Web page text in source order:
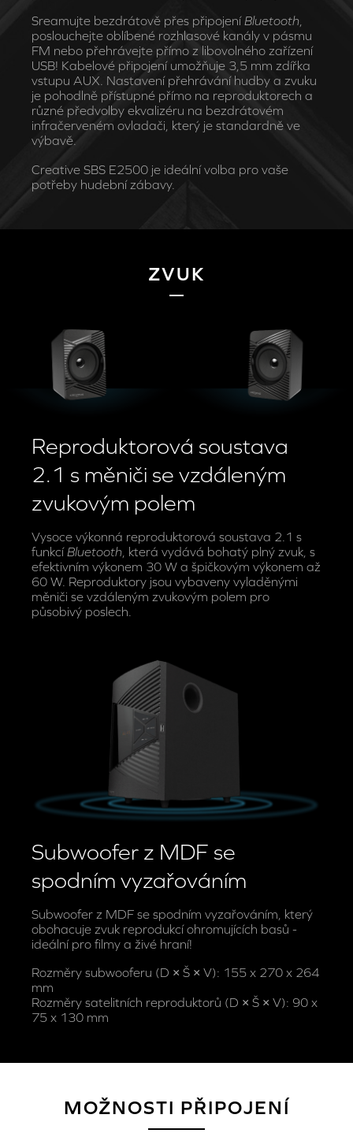
Sreamujte bezdrátově přes připojení Bluetooth
poslouchejte oblíbené rozhlasové kanály v pásmu
FM nebo přehrávejte přímo z libovolného zařízení
USB! Kabelové připojení umožňuje 3,5 mm zdířka
vstupu AUX. Nastavení přehrávání hudby a zvuku
je pohodlně přístupné přímo na reproduktorech a
různé předvolby ekvalizéru na bezdrátovém
infračerveném ovladači, který je standardně ve
výbavě.
Creative SBS E2500 je ideální volba pro vaše
potřeby hudební zábavy.
ZVUK
Reproduktorová soustava
2.1 s měniči se vzdáleným
zvukovým polem
Vysoce výkonná reproduktorová soustava 2.1 s
funkcí Bluetooth , která vydává bohatý plný zvuk, s
efektivním výkonem 30 W a špičkovým výkonem až
60 W. Reproduktory jsou vybaveny vyladěnými
měniči se vzdáleným zvukovým polem pro
působivý poslech.
Subwoofer z MDF se
spodním vyzařováním
Subwoofer z MDF se spodním vyzařováním, který
obohacuje zvuk reprodukcí ohromujících basů -
ideální pro filmy a živé hraní!
Rozměry subwooferu (D × Š × V): 155 x 270 x 264
mm
Rozměry satelitních reproduktorů (D × Š × V): 90 x
75 x 130 mm
MOŽNOSTI PŘIPOJENÍ